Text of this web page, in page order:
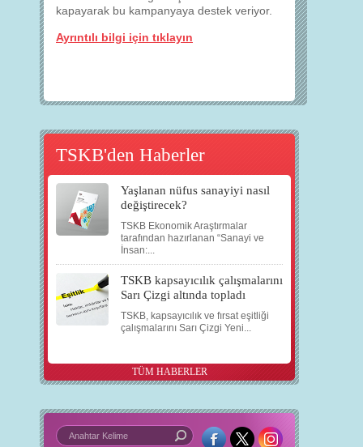
kapayarak bu kampanyaya destek veriyor.
Ayrıntılı bilgi için tıklayın
TSKB'den Haberler
Yaşlanan nüfus sanayiyi nasıl
değiştirecek?
TSKB Ekonomik Araştırmalar
tarafından hazırlanan “Sanayi ve
İnsan:...
TSKB kapsayıcılık çalışmalarını
Sarı Çizgi altında topladı
TSKB, kapsayıcılık ve fırsat eşitliği
çalışmalarını Sarı Çizgi Yeni...
TÜM HABERLER